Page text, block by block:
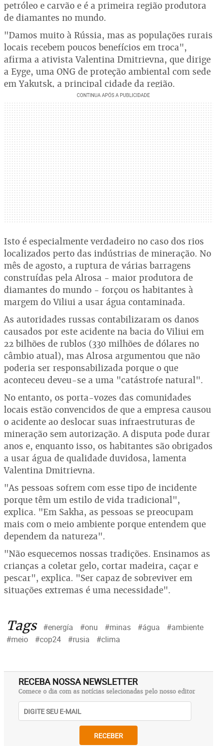
petróleo e carvão e é a primeira região produtora
de diamantes no mundo.
"Damos muito à Rússia, mas as populações rurais
locais recebem poucos benefícios em troca",
afirma a ativista Valentina Dmitrievna, que dirige
a Eyge, uma ONG de proteção ambiental com sede
em Yakutsk, a principal cidade da região.
Isto é especialmente verdadeiro no caso dos rios
localizados perto das indústrias de mineração. No
mês de agosto, a ruptura de várias barragens
construídas pela Alrosa - maior produtora de
diamantes do mundo - forçou os habitantes à
margem do Viliui a usar água contaminada.
As autoridades russas contabilizaram os danos
causados por este acidente na bacia do Viliui em
22 bilhões de rublos (330 milhões de dólares no
câmbio atual), mas Alrosa argumentou que não
poderia ser responsabilizada porque o que
aconteceu deveu-se a uma "catástrofe natural".
No entanto, os porta-vozes das comunidades
locais estão convencidos de que a empresa causou
o acidente ao deslocar suas infraestruturas de
mineração sem autorização. A disputa pode durar
anos e, enquanto isso, os habitantes são obrigados
a usar água de qualidade duvidosa, lamenta
Valentina Dmitrievna.
"As pessoas sofrem com esse tipo de incidente
porque têm um estilo de vida tradicional",
explica. "Em Sakha, as pessoas se preocupam
mais com o meio ambiente porque entendem que
dependem da natureza".
"Não esquecemos nossas tradições. Ensinamos as
crianças a coletar gelo, cortar madeira, caçar e
pescar", explica. "Ser capaz de sobreviver em
situações extremas é uma necessidade".
Tags #energía #onu #minas #água
#ambiente
#meio
#cop24 #rusia #clima
RECEBA NOSSA NEWSLETTER
Comece o dia com as notícias selecionadas pelo nosso editor
RECEBER